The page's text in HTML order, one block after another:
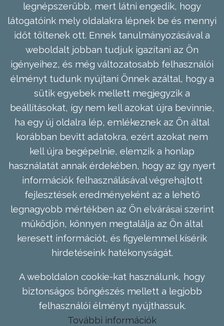
legnépszerűbb, mert látni engedik, hogy
látogatóink mely oldalakra lépnek be és mennyi
időt töltenek ott. Ennek tanulmányozásával a
weboldalt jobban tudjuk igazítani az Ön
igényeihez, és még változatosabb felhasználói
élményt tudunk nyújtani Önnek azáltal, hogy a
sütik egyebek mellett megjegyzik a
beállításokat, így nem kell azokat újra bevinnie,
ha egy új oldalra lép, emlékeznek az Ön által
korábban bevitt adatokra, ezért azokat nem
kell újra begépelnie, elemzik a honlap
használatát annak érdekében, hogy az így nyert
információk felhasználásával végrehajtott
fejlesztések eredményeként az a lehető
legnagyobb mértékben az Ön elvárásai szerint
működjön, könnyen megtalálja az Ön által
keresett információt, és figyelemmel kísérik
hirdetéseink hatékonyságát.
A weboldalon cookie-kat használunk, hogy
biztonságos böngészés mellett a legjobb
felhasználói élményt nyújthassuk.
További információk